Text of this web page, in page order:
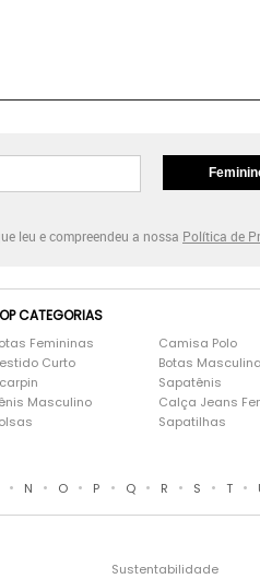
leu e compreendeu a nossa Política de
CATEGORIAS
Femininas
Curto
Masculino
Camisa Polo
Botas
Sapatênis
Calça Jeans
Sapatilhas
• N • O • P • Q • R • S • T •
Sustentabilidade